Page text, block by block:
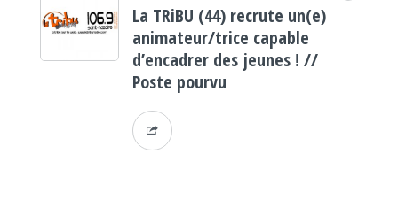
La TRiBU (44) recrute un(e)
animateur/trice capable
d’encadrer des jeunes ! //
Poste pourvu